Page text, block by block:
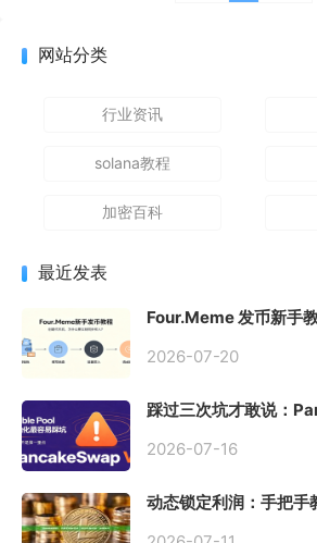
网站分类
行业资讯
solana教程
加密百科
最近发表
Four.Meme 发币新手
2026-07-20
踩过三次坑才敢说：
初始化
2026-07-16
动态锁定利润：手把手